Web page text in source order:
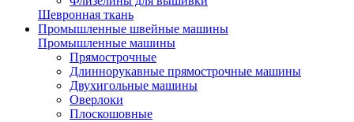
Шевронная ткань
Промышленные швейные машины
Промышленные машины
Прямострочные
Длиннорукавные прямострочные машины
Двухигольные машины
Оверлоки
Плоскошовные